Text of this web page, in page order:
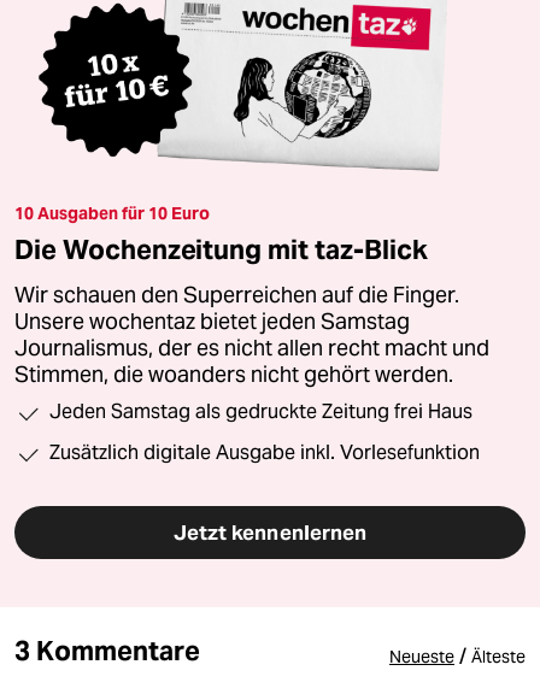
10 Ausgaben für 10 Euro
Die Wochenzeitung mit taz-Blick
Wir schauen den Superreichen auf die Finger.
Unsere wochentaz bietet jeden Samstag
Journalismus, der es nicht allen recht macht und
Stimmen, die woanders nicht gehört werden.
Jeden Samstag als gedruckte Zeitung frei Haus
Zusätzlich digitale Ausgabe inkl. Vorlesefunktion
Jetzt kennenlernen
3 Kommentare Neueste / Älteste